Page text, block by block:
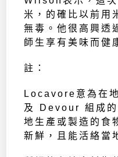
米，的確比以前用
無毒。他很高興透
師生享有美味而健
註：
Locavore意為在
及 Devour 組成的
地生產或製造的食
新鮮，且能活絡當